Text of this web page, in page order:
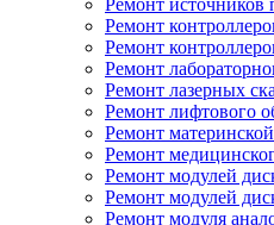
Ремонт источников
Ремонт
Ремонт
Ремонт
Ремонт лазерных
Ремонт лифтового
Ремонт
Ремонт
Ремонт модулей
Ремонт модулей
Ремонт модуля